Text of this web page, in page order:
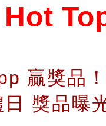
Hot
贏獎品
獎品曝